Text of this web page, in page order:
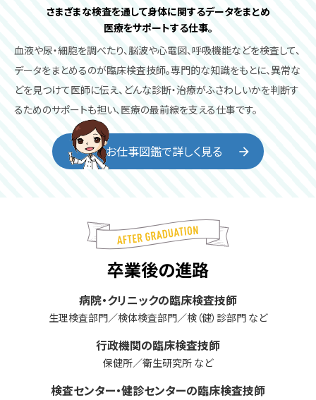
さまざまな検査を通して身体に関するデータをまとめ
医療をサポートする仕事。
血液や尿・細胞を調べたり、脳波や心電図、呼吸機能などを検査して、
データをまとめるのが臨床検査技師。専門的な知識をもとに、異常な
どを見つけて医師に伝え、どんな診断・治療がふさわしいかを判断す
るためのサポートも担い、医療の最前線を支える仕事です。
お仕事図鑑で詳しく見る
卒業後の進路
病院・クリニックの臨床検査技師
生理検査部門／検体検査部門／検（健）診部門 など
行政機関の臨床検査技師
保健所／衛生研究所 など
検査センター・健診センターの臨床検査技師